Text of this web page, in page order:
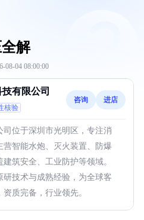
解
08-04 08:00:00
有限公司
核验
咨询 进店
位于深圳市光明区，专注消
营智能水炮、灭火装置、防爆
筑安全、工业防护等领域。
研技术与成熟经验，为全球客
质完备，行业领先。